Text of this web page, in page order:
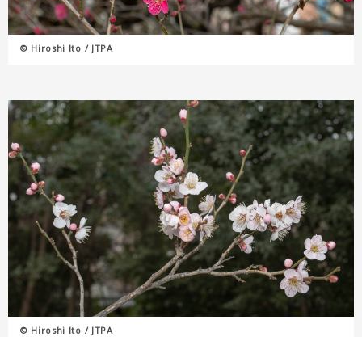
© Hiroshi Ito / JTPA
© Hiroshi Ito / JTPA